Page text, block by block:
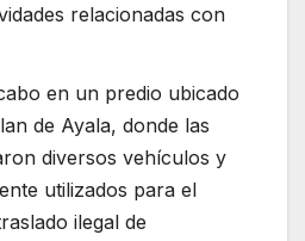
relacionadas con
en un predio ubicado
de Ayala, donde las
diversos vehículos y
utilizados para el
ilegal de